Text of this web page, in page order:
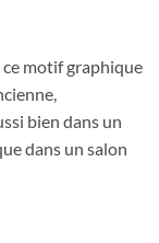
motif graphique
bien dans un
dans un salon